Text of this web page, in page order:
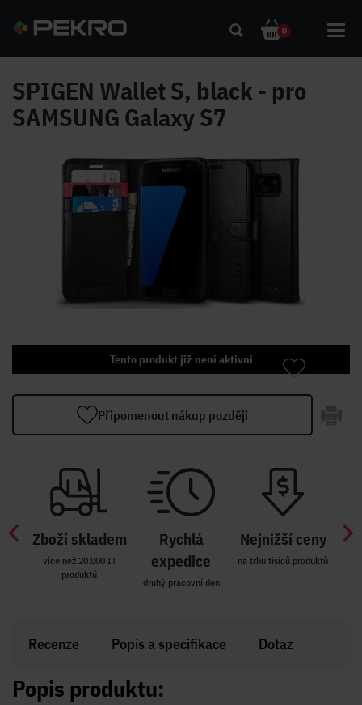
0
SPIGEN Wallet S, black - pro
SAMSUNG Galaxy S7
Tento produkt již není aktivní
Připomenout nákup později
Zboží skladem
více než 20.000 IT
produktů
Rychlá
expedice
druhý pracovní den
Nejnižší ceny
na trhu tisíců produktů
Recenze Popis a specifikace Dotaz
Popis produktu: